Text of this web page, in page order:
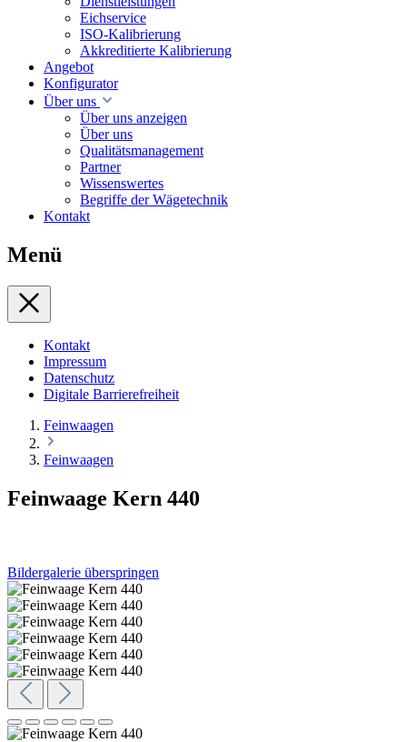
Eichservice
ISO-Kalibrierung
Akkreditierte Kalibrierung
Angebot
Konfigurator
Über uns
Über uns anzeigen
Über uns
Qualitätsmanagement
Partner
Wissenswertes
Begriffe der Wägetechnik
Kontakt
Menü
Kontakt
Impressum
Datenschutz
Digitale Barrierefreiheit
Feinwaagen
Feinwaagen
Feinwaage Kern 440
Bildergalerie überspringen